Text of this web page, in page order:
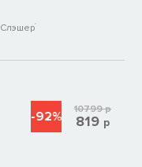
Слэшер
-92% 10799р
819 р